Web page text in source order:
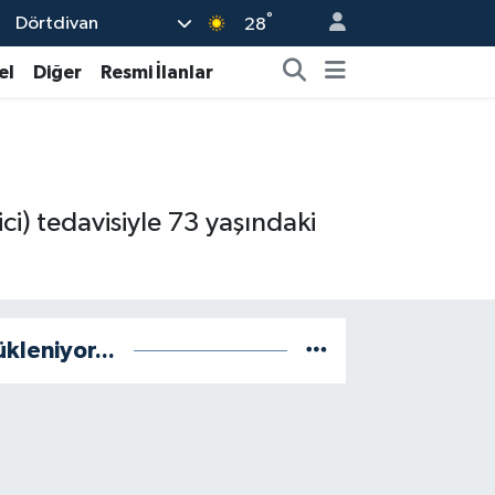
Dörtdivan 28°
Diğer Resmi İlanlar
tedavisiyle 73 yaşındaki